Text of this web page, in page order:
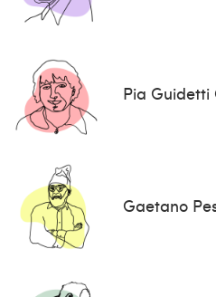
Pia Guidetti
Gaetano